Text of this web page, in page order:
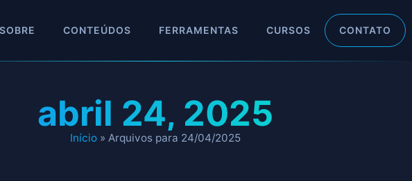
SOBRE CONTEÚDOS FERRAMENTAS CURSOS CONTATO
abril 24, 2025
Início » Arquivos para 24/04/2025